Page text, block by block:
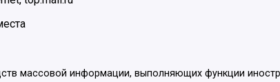
массовой информации, выполняющих функции